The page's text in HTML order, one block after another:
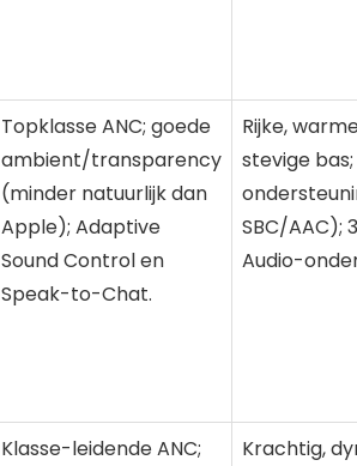
Topklasse ANC; goede
ambient/transparency
(minder natuurlijk dan
Apple); Adaptive
Sound Control en
Speak-to-Chat.
Rijke,
stevige
SBC/AAC);
Audio-
Klasse-leidende ANC;
Krachtig,